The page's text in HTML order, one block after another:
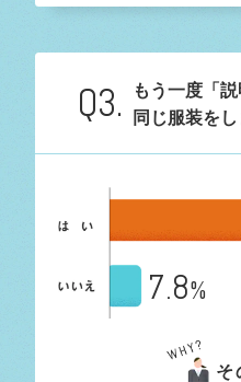
Q3.
もう一度「
同じ服装を
7.8%
そ